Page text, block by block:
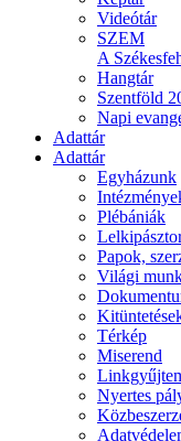
Videótár
SZEM
A
Hangtár
Szentföld
Napi
Adattár
Adattár
Egyházunk
Plébániák
Papok,
Világi
Térkép
Miserend
Nyertes